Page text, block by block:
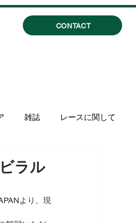
CONTACT
雑誌 レースに関して
ラル
より、現